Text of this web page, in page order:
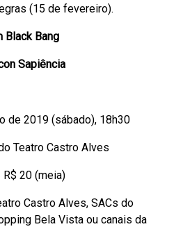
(15 de fevereiro).
Black Bang
Sapiência
de 2019 (sábado), 18h30
Teatro Castro Alves
R$ 20 (meia)
Castro Alves, SACs do
Bela Vista ou canais da